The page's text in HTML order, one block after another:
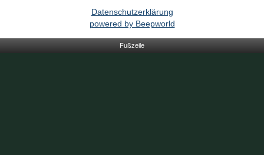
Datenschutzerklärung
powered by Beepworld
Fußzeile